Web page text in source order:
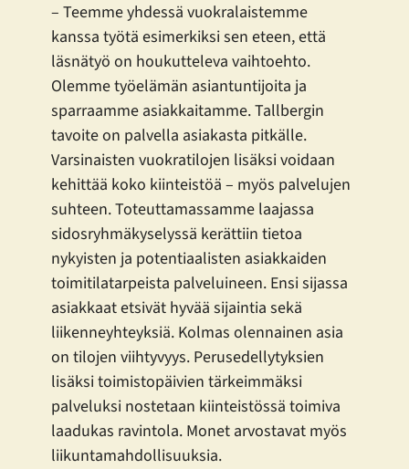
– Teemme yhdessä vuokralaistemme
kanssa työtä esimerkiksi sen eteen, että
läsnätyö on houkutteleva vaihtoehto.
Olemme työelämän asiantuntijoita ja
sparraamme asiakkaitamme. Tallbergin
tavoite on palvella asiakasta pitkälle.
Varsinaisten vuokratilojen lisäksi voidaan
kehittää koko kiinteistöä – myös palvelujen
suhteen. Toteuttamassamme laajassa
sidosryhmäkyselyssä kerättiin tietoa
nykyisten ja potentiaalisten asiakkaiden
toimitilatarpeista palveluineen. Ensi sijassa
asiakkaat etsivät hyvää sijaintia sekä
liikenneyhteyksiä. Kolmas olennainen asia
on tilojen viihtyvyys. Perusedellytyksien
lisäksi toimistopäivien tärkeimmäksi
palveluksi nostetaan kiinteistössä toimiva
laadukas ravintola. Monet arvostavat myös
liikuntamahdollisuuksia.